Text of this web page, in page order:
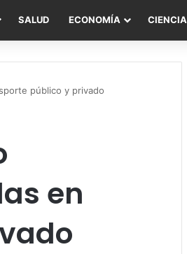
SALUD ECONOMÍA CIENCIA
público y privado
en